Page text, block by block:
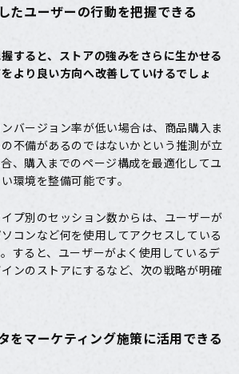
たユーザーの行動を把握できる
すると、ストアの強みをさらに生かせる
より良い方向へ改善していけるでしょ
バージョン率が低い場合は、商品購入ま
不備があるのではないかという推測が立
、購入までのページ構成を最適化してユ
環境を整備可能です。
プ別のセッション数からは、ユーザーが
コンなど何を使用してアクセスしている
すると、ユーザーがよく使用しているデ
ンのストアにするなど、次の戦略が明確
をマーケティング施策に活用できる